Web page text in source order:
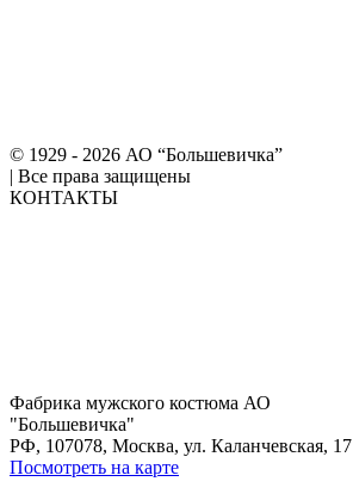
© 1929 - 2026 АО “Большевичка”
Все права защищены
КОНТАКТЫ
Фабрика мужского костюма АО
"Большевичка"
РФ, 107078, Москва, ул. Каланчевская, 17
Посмотреть на карте